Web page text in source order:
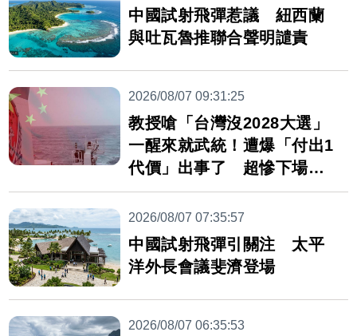
中國試射飛彈惹議 紐西蘭
與吐瓦魯推聯合聲明譴責
2026/08/07 09:31:25
教授嗆「台灣沒2028大選」
一醒來就武統！遭爆「付出1
代價」出事了 超慘下場曝
光
2026/08/07 07:35:57
中國試射飛彈引關注 太平
洋外長會議斐濟登場
2026/08/07 06:35:53